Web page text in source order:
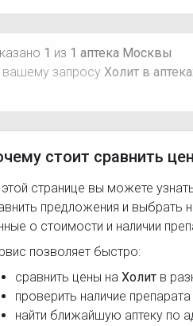
1 из 1 аптека Москвы
вашему запросу Холит в
стоит сравнить
странице вы можете
предложения и
о стоимости и наличии
позволяет быстро:
сравнить цены на Холит в
проверить наличие
найти ближайшую аптеку по